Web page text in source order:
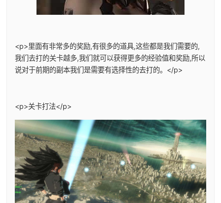
<p>里面有非常多的奖励,有很多的道具,这些都是我们需要的,
我们去打的关卡越多,我们就可以获得更多的经验值和奖励,所以
说对于前期的副本我们是需要有选择性的去打的。</p>
<p>关卡打法</p>